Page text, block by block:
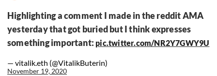
Highlighting a comment I made in the reddit AMA
yesterday that got buried but I think expresses
something important: pic.twitter.com/NR2Y7GWY9U
— vitalik.eth (@VitalikButerin)
November 19, 2020